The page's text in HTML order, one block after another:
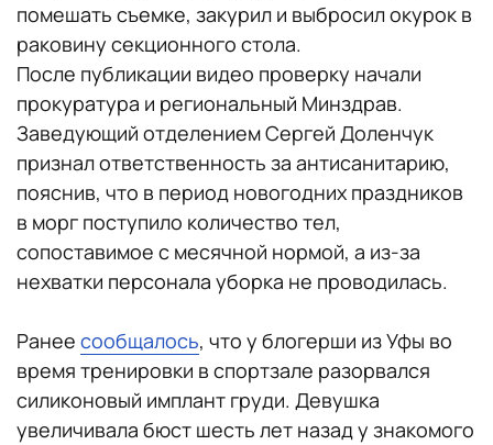
помешать съемке, закурил и выбросил окурок в
раковину секционного стола.
После публикации видео проверку начали
прокуратура и региональный Минздрав.
Заведующий отделением Сергей Доленчук
признал ответственность за антисанитарию,
пояснив, что в период новогодних праздников
в морг поступило количество тел,
сопоставимое с месячной нормой, а из-за
нехватки персонала уборка не проводилась.
Ранее сообщалось, что у блогерши из Уфы во
время тренировки в спортзале разорвался
силиконовый имплант груди. Девушка
увеличивала бюст шесть лет назад у знакомого